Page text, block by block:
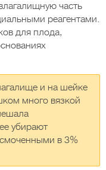
часть
реагентами.
для плода,
и на шейке
много вязкой
убирают
в 3%